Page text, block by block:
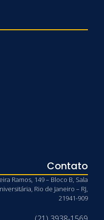
Contato
Ramos, 149 – Bloco B, Sala
Rio de Janeiro – RJ,
21941-909